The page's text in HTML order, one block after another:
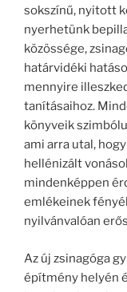
sokszínű, nyitott
nyerhetünk
közössége,
határvidéki
mennyire
tanításaihoz.
könyveik
ami arra utal,
hellénizált
mindenképpen
emlékeinek
nyilvánvalóan
Az új zsinagóga
építmény helyén